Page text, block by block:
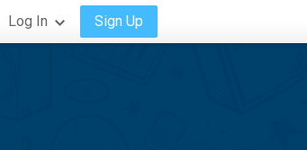
Log In Sign Up